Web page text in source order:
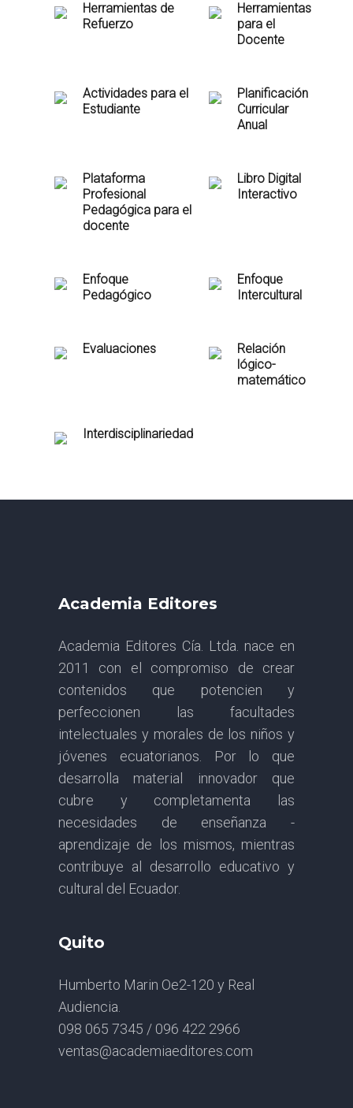
Herramientas de
Refuerzo
Herramientas
para el
Docente
Actividades para el
Estudiante
Planificación
Curricular
Anual
Plataforma
Profesional
Pedagógica para el
docente
Libro Digital
Interactivo
Enfoque
Pedagógico
Enfoque
Intercultural
Evaluaciones
Relación
lógico-
matemático
Interdisciplinariedad
Academia Editores
Academia Editores Cía. Ltda. nace en
2011 con el compromiso de crear
contenidos que potencien y
perfeccionen las facultades
intelectuales y morales de los niños y
jóvenes ecuatorianos. Por lo que
desarrolla material innovador que
cubre y completamenta las
necesidades de enseñanza -
aprendizaje de los mismos, mientras
contribuye al desarrollo educativo y
cultural del Ecuador.
Quito
Humberto Marin Oe2-120 y Real
Audiencia.
098 065 7345 / 096 422 2966
ventas@academiaeditores.com